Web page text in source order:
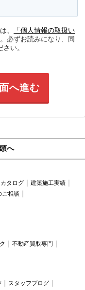
、
「個人情報の取扱い
必ずお読みになり、同
い。
へ進む
へ
タログ
建築施工実績
ご相談
不動産買取専門
スタッフブログ